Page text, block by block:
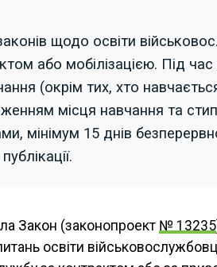
щодо освіти
або мобілізацією. Під
(окрім тих, хто
місця навчання та
мінімум 15 днів
Закон (законопроект № 13235
освіти